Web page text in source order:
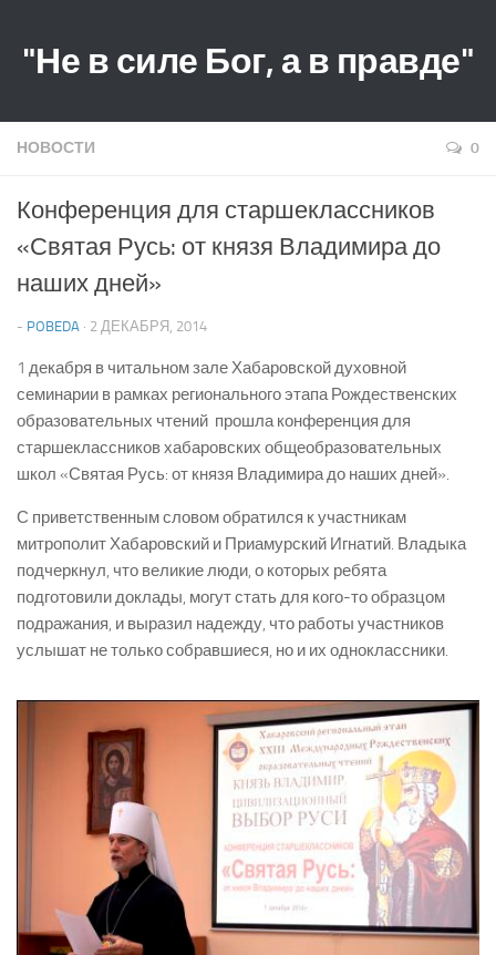
"Не в силе Бог, а в правде"
НОВОСТИ 0
Конференция для старшеклассников
«Святая Русь: от князя Владимира до
наших дней»
- POBEDA · 2 ДЕКАБРЯ, 2014
1 декабря в читальном зале Хабаровской духовной
семинарии в рамках регионального этапа Рождественских
образовательных чтений прошла конференция для
старшеклассников хабаровских общеобразовательных
школ «Святая Русь: от князя Владимира до наших дней».
С приветственным словом обратился к участникам
митрополит Хабаровский и Приамурский Игнатий. Владыка
подчеркнул, что великие люди, о которых ребята
подготовили доклады, могут стать для кого-то образцом
подражания, и выразил надежду, что работы участников
услышат не только собравшиеся, но и их одноклассники.